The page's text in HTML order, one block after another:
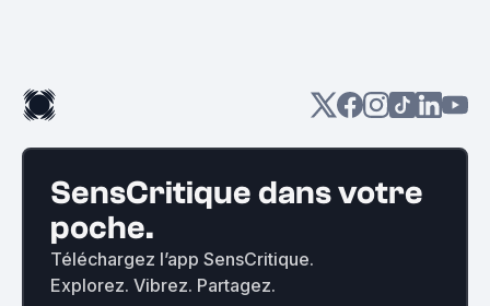
SensCritique dans votre
poche.
Téléchargez l’app SensCritique.
Explorez. Vibrez. Partagez.